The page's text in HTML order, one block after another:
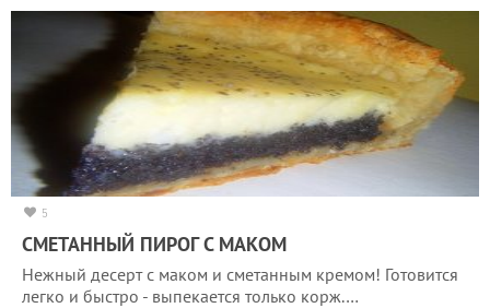
5
СМЕТАННЫЙ ПИРОГ С МАКОМ
Нежный десерт с маком и сметанным кремом! Готовится
легко и быстро - выпекается только корж.…